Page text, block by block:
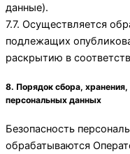
данные).
7.7. Осуществляется
подлежащих
раскрытию в
8. Порядок сбора,
персональных данных
Безопасность
обрабатываются